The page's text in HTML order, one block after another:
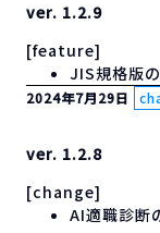
ver. 1.2.9
[feature]
JIS規格版
2024年7月29日
ver. 1.2.8
[change]
AI適職診断